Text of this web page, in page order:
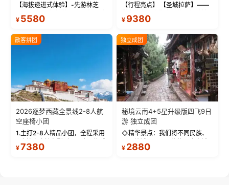
【海拔递进式体验】-先游林芝
(2900米)再访拉萨(3650米)，亲
测 99%游客零高反 。 【贴心保
反根本不是事儿 ！ 【无人机航
拍】-雪山/圣湖/...
¥ 5580
【行程亮点】 【圣城拉萨】——
带上信心与信仰去西藏，行吟拉
萨，感受这座城与生俱来的与众
城堡寺院于一体的宏伟建筑，是
西藏最完整的古代...
¥ 9380
散客拼团
2026逐梦西藏全景线2-8人航
空座椅小团
1.主打2-8人精品小团，全程采用
9座航空座椅车型（360度环抱式
座舱），提供VIP级别的舒适出行
¥7380
独立成团
秘境云南4+5星升级版四飞9日
游 独立成团
◇精华景点：我们将不同民族、
不同地域、不同风格的三座古城
—【大理古城、丽江古城、香格
¥ 2880